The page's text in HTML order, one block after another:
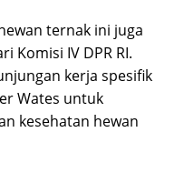
ternak ini juga
Komisi IV DPR RI.
kerja spesifik
Wates untuk
kesehatan hewan